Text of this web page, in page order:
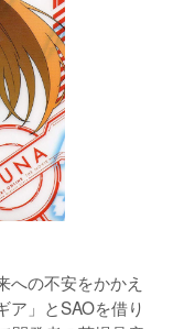
への不安をかかえ
ア」とSAOを借り